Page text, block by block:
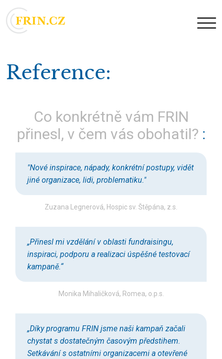
Reference
Co konkrétně vám FRIN
přinesl, v čem vás obohatil?
"Nové inspirace, nápady, konkrétní postupy, vidět
jiné organizace, lidi, problematiku."
Zuzana Legnerová, Hospic sv. Štěpána, z.s.
„Přinesl mi vzdělání v oblasti fundraisingu,
inspiraci, podporu a realizaci úspěšné testovací
kampaně.“
Monika Mihaličková, Romea, o.p.s.
„Díky programu FRIN jsme naši kampaň začali
chystat s dostatečným časovým předstihem.
Setkávání s ostatními organizacemi a otevřené